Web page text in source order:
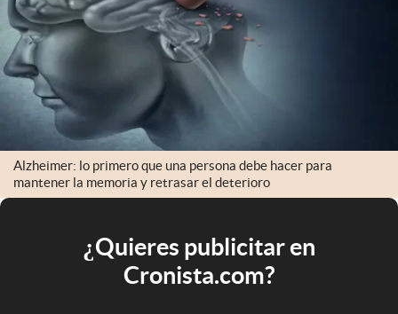
Alzheimer: lo primero que una persona debe hacer para
mantener la memoria y retrasar el deterioro
¿Quieres publicitar en
Cronista.com?